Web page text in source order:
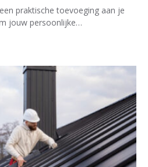
praktische toevoeging aan je
jouw persoonlijke…